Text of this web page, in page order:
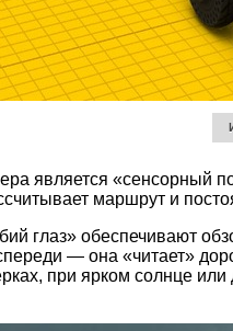
является
маршрут и
глаз» обеспечивают
— она «читает»
при ярком солнце